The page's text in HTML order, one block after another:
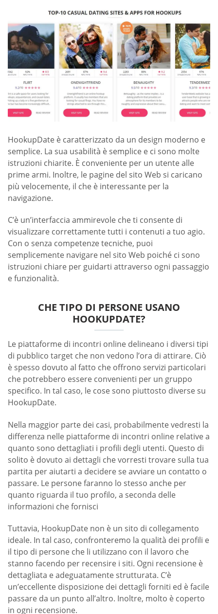
HookupDate è caratterizzato da un design moderno e
semplice. La sua usabilità è semplice e ci sono molte
istruzioni chiarite. È conveniente per un utente alle
prime armi. Inoltre, le pagine del sito Web si caricano
più velocemente, il che è interessante per la
navigazione.
C’è un’interfaccia ammirevole che ti consente di
visualizzare correttamente tutti i contenuti a tuo agio.
Con o senza competenze tecniche, puoi
semplicemente navigare nel sito Web poiché ci sono
istruzioni chiare per guidarti attraverso ogni passaggio
e funzionalità.
CHE TIPO DI PERSONE USANO
HOOKUPDATE?
Le piattaforme di incontri online delineano i diversi tipi
di pubblico target che non vedono l’ora di attirare. Ciò
è spesso dovuto al fatto che offrono servizi particolari
che potrebbero essere convenienti per un gruppo
specifico. In tal caso, le cose sono piuttosto diverse su
HookupDate.
Nella maggior parte dei casi, probabilmente vedresti la
differenza nelle piattaforme di incontri online relative a
quanto sono dettagliati i profili degli utenti. Questo di
solito è dovuto ai dettagli che vorresti trovare sulla tua
partita per aiutarti a decidere se avviare un contatto o
passare. Le persone faranno lo stesso anche per
quanto riguarda il tuo profilo, a seconda delle
informazioni che fornisci
Tuttavia, HookupDate non è un sito di collegamento
ideale. In tal caso, confronteremo la qualità dei profili e
il tipo di persone che li utilizzano con il lavoro che
stanno facendo per recensire i siti. Ogni recensione è
dettagliata e adeguatamente strutturata. C’è
un’eccellente disposizione dei dettagli forniti ed è facile
passare da un punto all’altro. Inoltre, molto è coperto
in ogni recensione.